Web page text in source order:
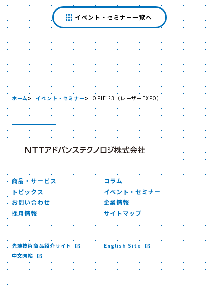
イベント・セミナー一覧へ
ホーム イベント・セミナー OPIE'23（レーザーEXPO）
商品・サービス
コラム
トピックス
イベント・セミナー
お問い合わせ
企業情報
採用情報
サイトマップ
先端技術商品紹介サイト
English Site
中文网站